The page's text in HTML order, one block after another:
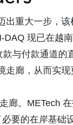
出重大一步，
现已在越
与付款通道的
走廊，从而实
廊。METech
要的在岸基础